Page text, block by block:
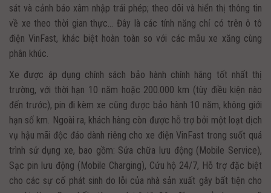
sát và cảnh báo xâm nhập trái phép; theo dõi và hiển thị thông tin
về xe theo thời gian thực… Đây là các tính năng chỉ có trên ô tô
điện VinFast, khác biệt hoàn toàn so với các mẫu xe xăng cùng
phân khúc.
Xe được áp dụng chính sách bảo hành chính hãng tốt nhất thị
trường, với thời hạn 10 năm hoặc 200.000 km (tùy điều kiện nào
đến trước), pin đi kèm xe cũng được bảo hành 10 năm, không giới
hạn số km. Ngoài ra, khách hàng còn được hỗ trợ bởi một loạt dịch
vụ hậu mãi độc đáo dành riêng cho xe điện VinFast trong suốt quá
trình sử dụng xe, bao gồm: Sửa chữa lưu động (Mobile Service),
Sạc pin lưu động (Mobile Charging), Cứu hộ 24/7, Hỗ trợ đặc biệt
cho các sự cố phát sinh do lỗi của nhà sản xuất gây bất tiện cho